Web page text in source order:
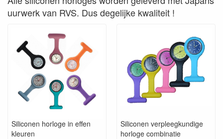
uurwerk van RVS. Dus degelijke kwaliteit !
Siliconen horloge in effen
kleuren
Siliconen verpleegkundige
horloge combinatie